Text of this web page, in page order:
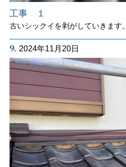
工事 １
古いシックイを剥がしていきます。
9. 2024年11月20日